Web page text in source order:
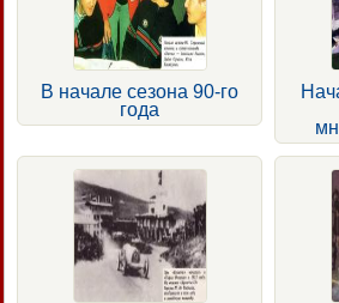
В начале сезона 90-го
года